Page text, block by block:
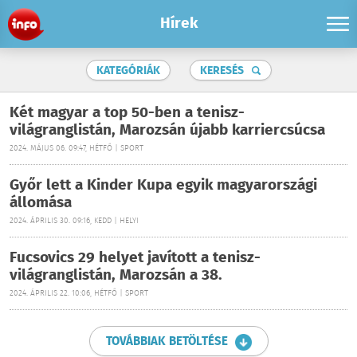
Hírek
KATEGÓRIÁK KERESÉS
Két magyar a top 50-ben a tenisz-
világranglistán, Marozsán újabb karriercsúcsa
2024. MÁJUS 06. 09:47, HÉTFŐ | SPORT
Győr lett a Kinder Kupa egyik magyarországi
állomása
2024. ÁPRILIS 30. 09:16, KEDD | HELYI
Fucsovics 29 helyet javított a tenisz-
világranglistán, Marozsán a 38.
2024. ÁPRILIS 22. 10:06, HÉTFŐ | SPORT
TOVÁBBIAK BETÖLTÉSE